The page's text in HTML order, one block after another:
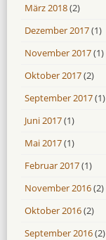
März 2018(2)
Dezember 2017(1)
November 2017(1)
Oktober 2017(2)
September 2017(1)
Juni 2017(1)
Mai 2017(1)
Februar 2017(1)
November 2016(2)
Oktober 2016(2)
September 2016(2)